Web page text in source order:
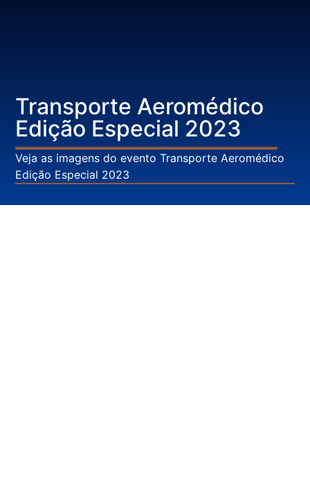
Transporte Aeromédico
Edição Especial 2023
Veja as imagens do evento Transporte Aeromédico
Edição Especial 2023